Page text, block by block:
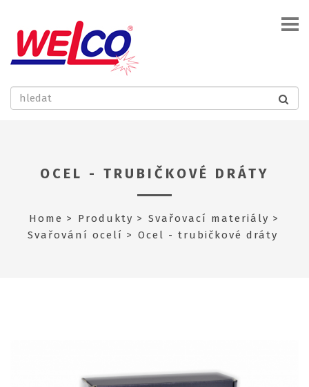
OCEL - TRUBIČKOVÉ DRÁTY
Home Produkty
Svařovací materiály
Svařování ocelí
Ocel - trubičkové dráty